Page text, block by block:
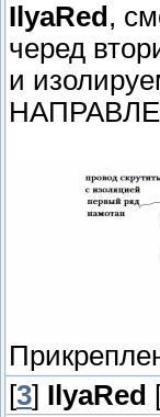
IlyaRed ,
черед
и
[3] IlyaRed